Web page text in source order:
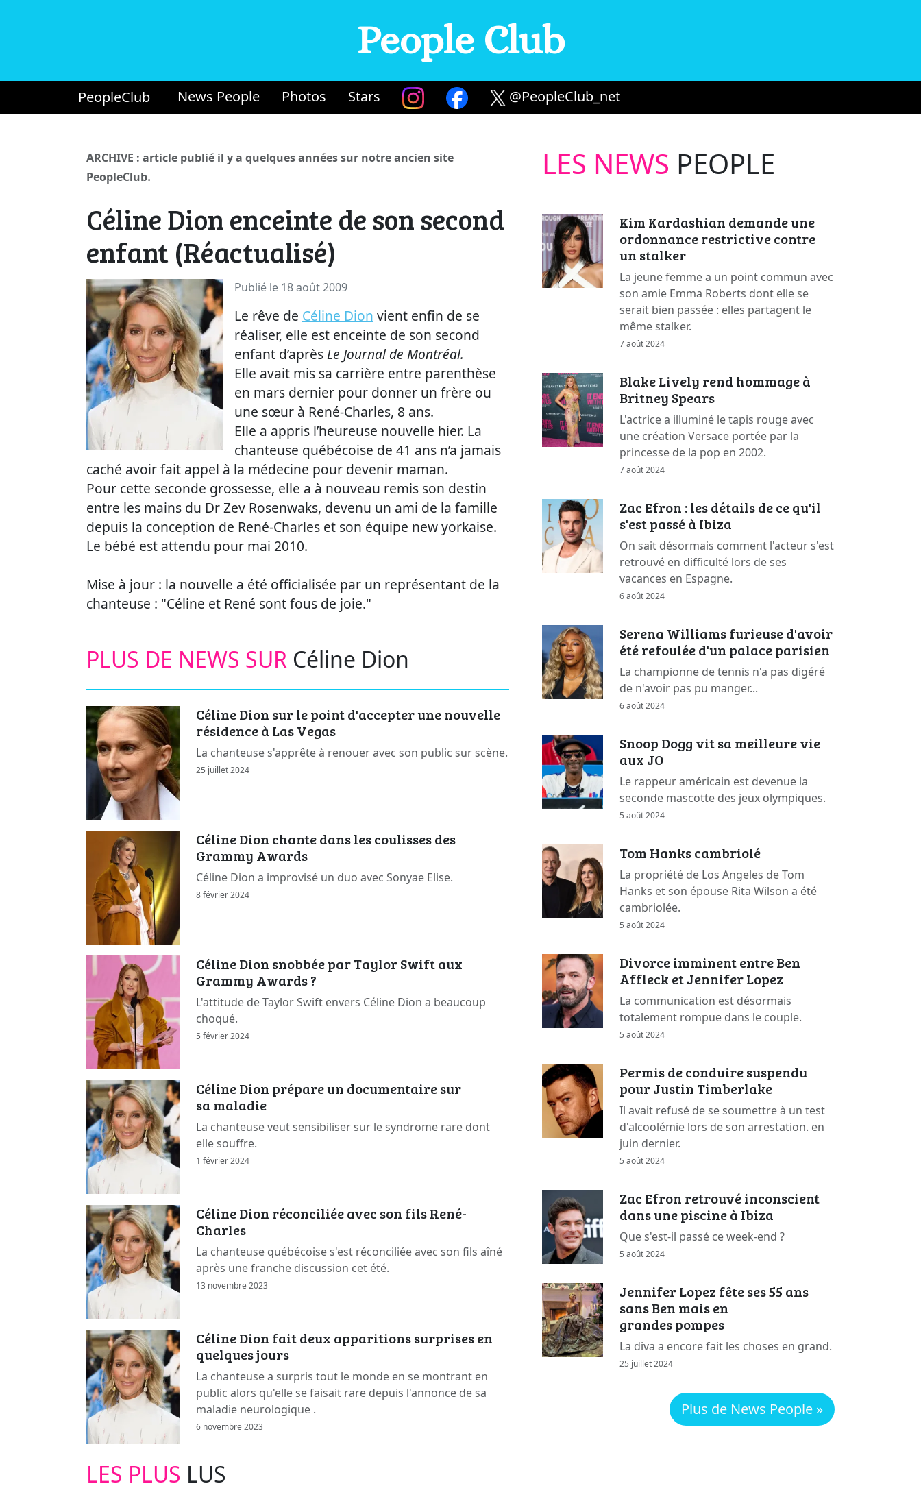
People Club
PeopleClub News People Photos Stars @PeopleClub_net
ARCHIVE : article publié il y a quelques années sur notre ancien site
PeopleClub.
Céline Dion enceinte de son second
enfant (Réactualisé)
Publié le 18 août 2009
Le rêve de Céline Dion vient enfin de se
réaliser, elle est enceinte de son second
enfant d’aprèsLe Journal de Montréal.
Elle avait mis sa carrière entre parenthèse
en mars dernier pour donner un frère ou
une sœur à René-Charles, 8 ans.
Elle a appris l’heureuse nouvelle hier. La
chanteuse québécoise de 41 ans n’a jamais
caché avoir fait appel à la médecine pour devenir maman.
Pour cette seconde grossesse, elle a à nouveau remis son destin
entre les mains du Dr Zev Rosenwaks, devenu un ami de la famille
depuis la conception de René-Charles et son équipe new yorkaise.
Le bébé est attendu pour mai 2010.
Mise à jour : la nouvelle a été officialisée par un représentant de la
chanteuse : "Céline et René sont fous de joie."
PLUS DE NEWS SUR Céline Dion
Céline Dion sur le point d'accepter une nouvelle
résidence à Las Vegas
La chanteuse s'apprête à renouer avec son public sur scène.
25 juillet 2024
Céline Dion chante dans les coulisses des
Grammy Awards
Céline Dion a improvisé un duo avec Sonyae Elise.
8 février 2024
Céline Dion snobbée par Taylor Swift aux
Grammy Awards ?
L'attitude de Taylor Swift envers Céline Dion a beaucoup
choqué.
5 février 2024
Céline Dion prépare un documentaire sur
sa maladie
La chanteuse veut sensibiliser sur le syndrome rare dont
elle souffre.
1 février 2024
Céline Dion réconciliée avec son fils René-
Charles
La chanteuse québécoise s'est réconciliée avec son fils aîné
après une franche discussion cet été.
13 novembre 2023
Céline Dion fait deux apparitions surprises en
quelques jours
La chanteuse a surpris tout le monde en se montrant en
public alors qu'elle se faisait rare depuis l'annonce de sa
maladie neurologique .
6 novembre 2023
LES PLUS LUS
LES NEWS PEOPLE
Kim Kardashian demande une
ordonnance restrictive contre
un stalker
La jeune femme a un point commun avec
son amie Emma Roberts dont elle se
serait bien passée : elles partagent le
même stalker.
7 août 2024
Blake Lively rend hommage à
Britney Spears
L'actrice a illuminé le tapis rouge avec
une création Versace portée par la
princesse de la pop en 2002.
7 août 2024
Zac Efron : les détails de ce qu'il
s'est passé à Ibiza
On sait désormais comment l'acteur s'est
retrouvé en difficulté lors de ses
vacances en Espagne.
6 août 2024
Serena Williams furieuse d'avoir
été refoulée d'un palace parisien
La championne de tennis n'a pas digéré
de n'avoir pas pu manger...
6 août 2024
Snoop Dogg vit sa meilleure vie
aux JO
Le rappeur américain est devenue la
seconde mascotte des jeux olympiques.
5 août 2024
Tom Hanks cambriolé
La propriété de Los Angeles de Tom
Hanks et son épouse Rita Wilson a été
cambriolée.
5 août 2024
Divorce imminent entre Ben
Affleck et Jennifer Lopez
La communication est désormais
totalement rompue dans le couple.
5 août 2024
Permis de conduire suspendu
pour Justin Timberlake
Il avait refusé de se soumettre à un test
d'alcoolémie lors de son arrestation. en
juin dernier.
5 août 2024
Zac Efron retrouvé inconscient
dans une piscine à Ibiza
Que s'est-il passé ce week-end ?
5 août 2024
Jennifer Lopez fête ses 55 ans
sans Ben mais en
grandes pompes
La diva a encore fait les choses en grand.
25 juillet 2024
Plus de News People »